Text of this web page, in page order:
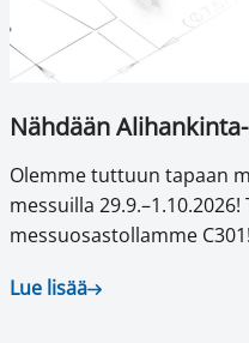
Nähdään
Olemme tuttuun tapaan
messuilla
messuosastollamme C301!
Lue lisää